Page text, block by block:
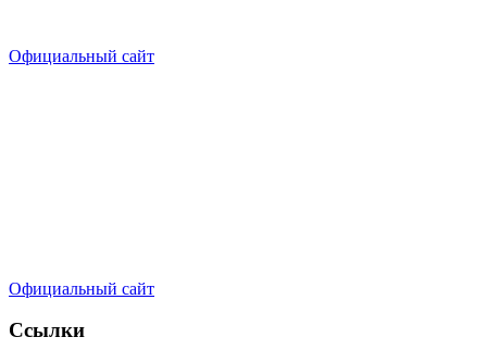
Официальный сайт
Официальный сайт
Ссылки